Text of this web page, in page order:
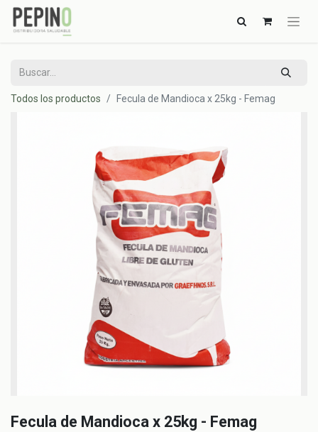
Todos los productos Fecula de Mandioca x 25kg - Femag
Fecula de Mandioca x 25kg - Femag